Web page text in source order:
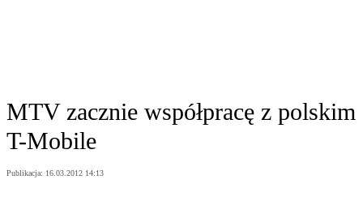
MTV zacznie współpracę z polskim
T-Mobile
Publikacja: 16.03.2012 14:13